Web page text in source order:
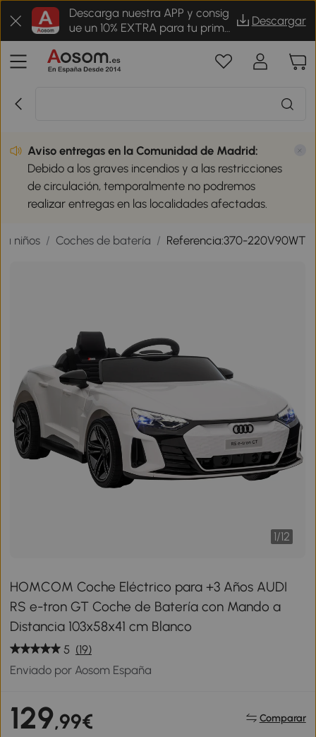
Descarga nuestra APP y consig
ue un 10% EXTRA para tu prime
r pedido
Descargar
Aviso entregas en la Comunidad de Madrid:
Debido a los graves incendios y a las restricciones
de circulación, temporalmente no podremos
realizar entregas en las localidades afectadas.
niños / Coches de batería / Referencia:370-220V90WT
1/12
HOMCOM Coche Eléctrico para +3 Años AUDI
RS e-tron GT Coche de Batería con Mando a
Distancia 103x58x41 cm Blanco
5 (19)
Enviado por Aosom España
129,99€ Comparar